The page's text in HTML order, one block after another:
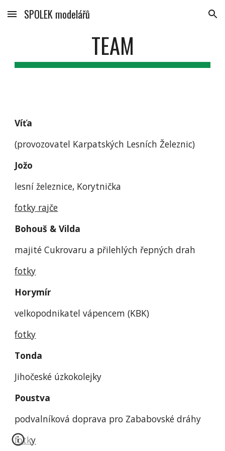
Skip to main content Skip to navigation
SPOLEK modelářů
TEAM
Víťa
(provozovatel Karpatských Lesních Železnic)
Jožo
lesní železnice, Korytnička
fotky rajče
Bohouš & Vilda
majité Cukrovaru a přilehlých řepných drah
fotky
Horymír
velkopodnikatel vápencem (KBK)
fotky
Tonda
Jihočeské úzkokolejky
Poustva
podvalníková doprava pro Zababovské dráhy
fotky